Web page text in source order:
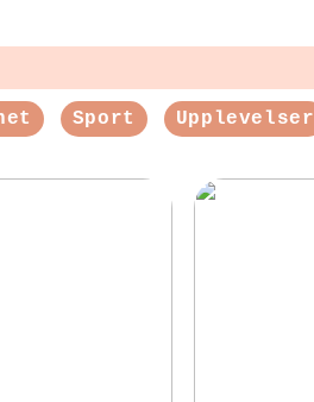
Sport Upplevelser